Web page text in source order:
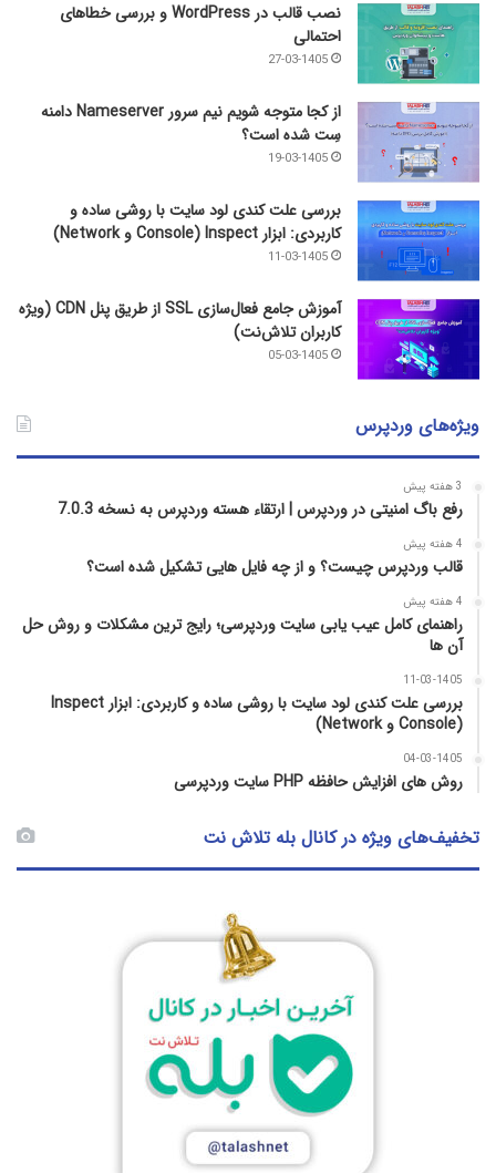
نصب قالب در WordPress و بررسی خطاهای
احتمالی
27-03-1405
از کجا متوجه شویم نیم ‌سرور Nameserver دامنه
سِت شده است؟
19-03-1405
بررسی علت کندی لود سایت با روشی ساده و
کاربردی: ابزار Inspect (Console و Network)
11-03-1405
آموزش جامع فعال‌سازی SSL از طریق پنل CDN (ویژه
کاربران تلاش‌نت)
05-03-1405
ویژه‌های وردپرس
3 هفته پیش
رفع باگ امنیتی در وردپرس | ارتقاء هسته وردپرس به نسخه 7.0.3
4 هفته پیش
قالب وردپرس چیست؟ و از چه فایل­ هایی تشکیل شده است؟
4 هفته پیش
راهنمای کامل عیب‌ یابی سایت وردپرسی؛ رایج‌ ترین مشکلات و روش حل
آن‌ ها
11-03-1405
بررسی علت کندی لود سایت با روشی ساده و کاربردی: ابزار Inspect
(Console و Network)
04-03-1405
روش‌ های افزایش حافظه PHP سایت وردپرسی
تخفیف‌های ویژه در کانال بله تلاش نت